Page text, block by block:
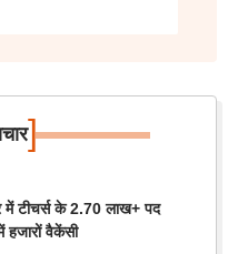
]
टीचर्स के 2.70 लाख+ पद
हजारों वैकेंसी